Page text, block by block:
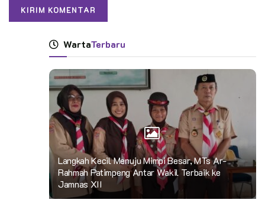
WartaTerbaru
Langkah Kecil Menuju Mimpi Besar, MTs Ar-
Rahmah Patimpeng Antar Wakil Terbaik ke
Jamnas XII